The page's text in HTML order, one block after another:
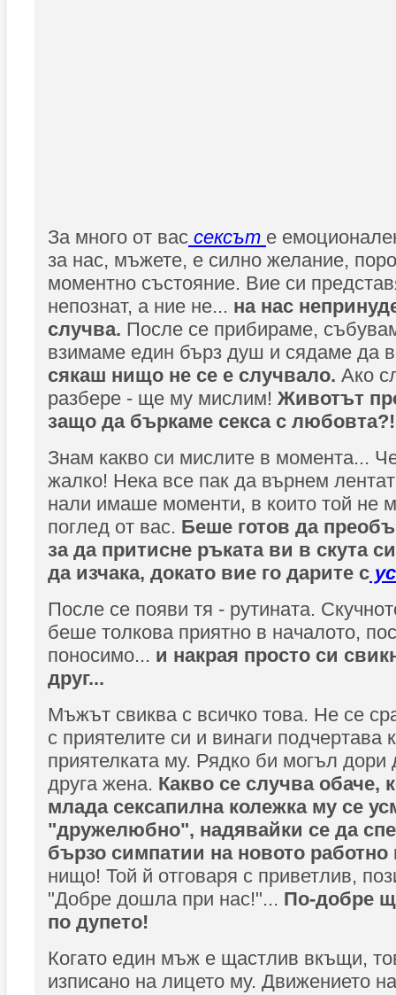
За много от вас сексът е
за нас, мъжете, е силно желание,
моментно състояние. Вие си
непознат, а ние не... на нас
случва. После се прибираме,
взимаме един бърз душ и сядаме да
сякаш нищо не се е случвало. Ако
разбере - ще му мислим! Животът
защо да бъркаме секса с любовта?!
Знам какво си мислите в момента...
жалко! Нека все пак да върнем
нали имаше моменти, в които той не
поглед от вас. Беше готов да
за да притисне ръката ви в скута
да изчака, докато вие го дарите с
После се появи тя - рутината.
беше толкова приятно в началото,
поносимо... и накрая просто си
друг...
Мъжът свиква с всичко това. Не се
с приятелите си и винаги подчертава
приятелката му. Рядко би могъл дори
друга жена. Какво се случва обаче,
млада сексапилна колежка му се
"дружелюбно", надявайки се да
бързо симпатии на новото работно
нищо! Той й отговаря с приветлив,
"Добре дошла при нас!"... По-добре
по дупето!
Когато един мъж е щастлив вкъщи,
изписано на лицето му. Движението